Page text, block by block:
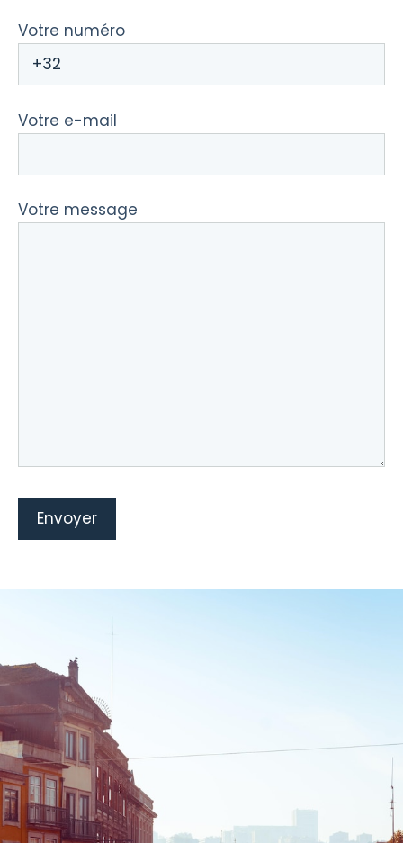
Votre numéro
Votre e-mail
Votre message